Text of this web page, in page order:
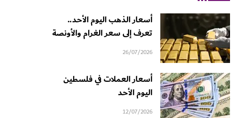
أسعار الذهب اليوم الأحد..
تعرف إلى سعر الغرام والأونصة
26/07/2026
أسعار العملات في فلسطين
اليوم الأحد
12/07/2026